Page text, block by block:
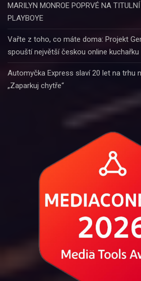
MARILYN MONROE POPRVÉ NA
PLAYBOYE
Vařte z toho, co máte doma: Projekt
spouští největší českou online kuchařku
Automyčka Express slaví 20 let na trhu
„Zaparkuj chytře“